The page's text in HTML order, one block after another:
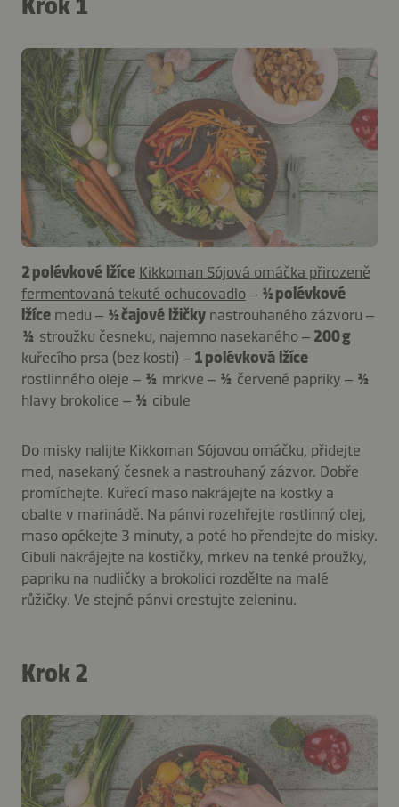
2 polévkové lžíce Kikkoman Sójová omáčka přirozeně
fermentovaná tekuté ochucovadlo– ½ polévkové
lžíce medu – ½ čajové lžičky nastrouhaného zázvoru –
½ stroužku česneku, najemno nasekaného – 200 g
kuřecího prsa (bez kosti) – 1 polévková lžíce
rostlinného oleje – ½ mrkve – ½ červené papriky – ½
hlavy brokolice – ½ cibule
Do misky nalijte Kikkoman Sójovou omáčku, přidejte
med, nasekaný česnek a nastrouhaný zázvor. Dobře
promíchejte. Kuřecí maso nakrájejte na kostky a
obalte v marinádě. Na pánvi rozehřejte rostlinný olej,
maso opékejte 3 minuty, a poté ho přendejte do misky.
Cibuli nakrájejte na kostičky, mrkev na tenké proužky,
papriku na nudličky a brokolici rozdělte na malé
růžičky. Ve stejné pánvi orestujte zeleninu.
Krok 2